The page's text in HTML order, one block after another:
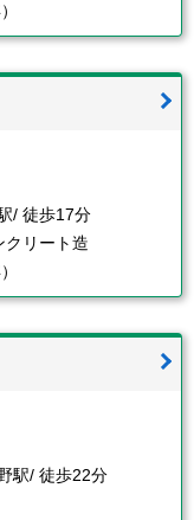
/ 徒歩17分
クリート造
駅/ 徒歩22分